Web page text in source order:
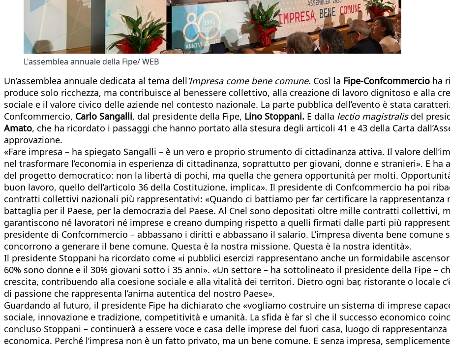
L'assemblea annuale della Fipe/ WEB
Un’assemblea annuale dedicata al tema dell’Impresa come bene comune. Così la Fipe-Confcommercio ha
produce solo ricchezza, ma contribuisce al benessere collettivo, alla creazione di lavoro dignitoso e alla
sociale e il valore civico delle aziende nel contesto nazionale. La parte pubblica dell’evento è stata
Confcommercio, Carlo Sangalli, dal presidente della Fipe, Lino Stoppani. E dalla lectio magistralis del
Amato, che ha ricordato i passaggi che hanno portato alla stesura degli articoli 41 e 43 della Carta
approvazione.
«Fare impresa – ha spiegato Sangalli – è un vero e proprio strumento di cittadinanza attiva. Il valore
nel trasformare l’economia in esperienza di cittadinanza, soprattutto per giovani, donne e stranieri». E ha
del progetto democratico: non la libertà di pochi, ma quella che genera opportunità per molti.
buon lavoro, quello dell’articolo 36 della Costituzione, implica». Il presidente di Confcommercio ha poi
contratti collettivi nazionali più rappresentativi: «Quando ci battiamo per far certificare la rappresentanza
battaglia per il Paese, per la democrazia del Paese. Al Cnel sono depositati oltre mille contratti collettivi,
garantiscono né lavoratori né imprese e creano dumping rispetto a quelli firmati dalle parti più
presidente di Confcommercio – abbassano i diritti e abbassano il salario. L’impresa diventa bene
concorrono a generare il bene comune. Questa è la nostra missione. Questa è la nostra identità».
Il presidente Stoppani ha ricordato come «i pubblici esercizi rappresentano anche un formidabile
60% sono donne e il 30% giovani sotto i 35 anni». «Un settore – ha sottolineato il presidente della Fipe –
crescita, contribuendo alla coesione sociale e alla vitalità dei territori. Dietro ogni bar, ristorante o locale
di passione che rappresenta l’anima autentica del nostro Paese».
Guardando al futuro, il presidente Fipe ha dichiarato che «vogliamo costruire un sistema di imprese
sociale, innovazione e tradizione, competitività e umanità. La sfida è far sì che il successo economico
concluso Stoppani – continuerà a essere voce e casa delle imprese del fuori casa, luogo di
economica. Perché l’impresa non è un fatto privato, ma un bene comune. E senza impresa,